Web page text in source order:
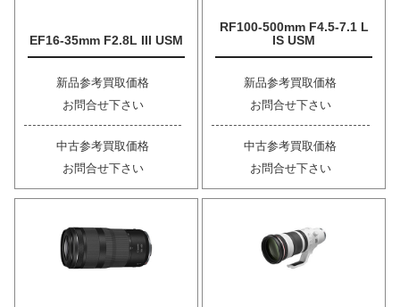
EF16-35mm F2.8L III USM
新品参考買取価格
お問合せ下さい
中古参考買取価格
お問合せ下さい
RF100-500mm F4.5-7.1 L
IS USM
新品参考買取価格
お問合せ下さい
中古参考買取価格
お問合せ下さい